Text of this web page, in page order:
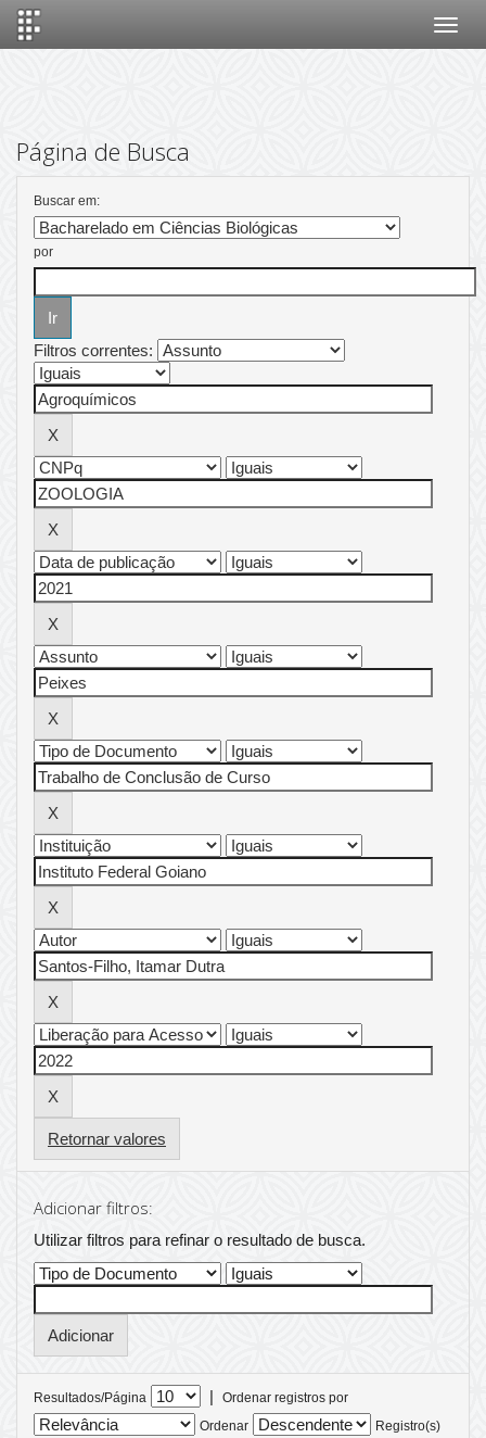
Página de Busca
Buscar em:
por
Filtros correntes:
Retornar valores
Adicionar filtros:
Utilizar filtros para refinar o resultado de busca.
Resultados/Página |
Ordenar registros por
Ordenar
Registro(s)